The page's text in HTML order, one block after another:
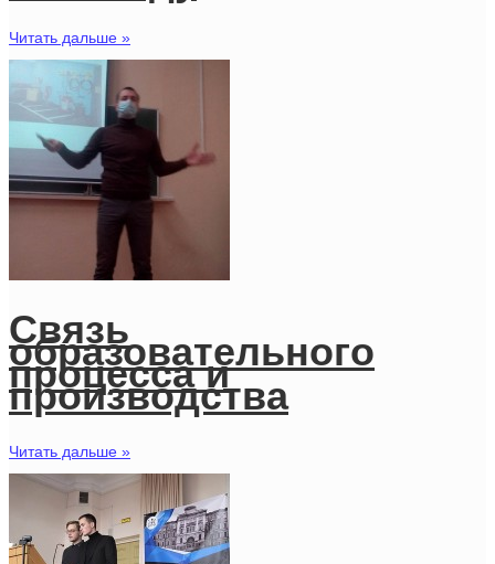
Читать дальше »
Связь
образовательного
процесса и
производства
Читать дальше »